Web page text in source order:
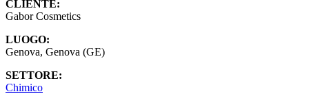
CLIENTE:
Gabor Cosmetics
LUOGO:
Genova, Genova (GE)
SETTORE:
Chimico